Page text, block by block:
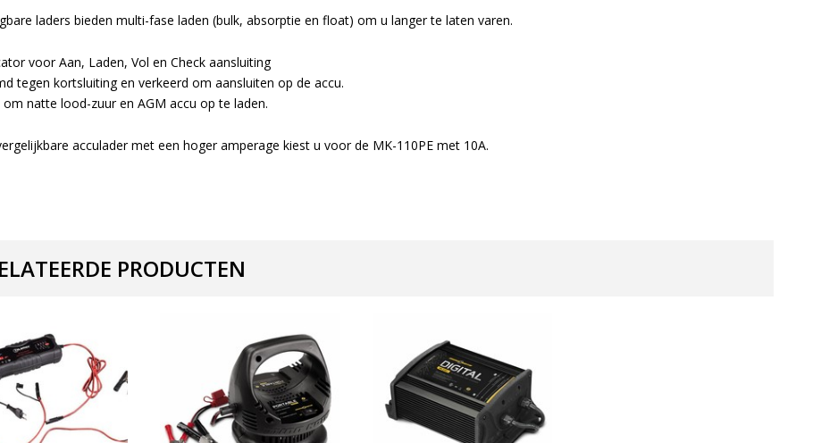
laders bieden multi-fase laden (bulk, absorptie en float) om u langer te laten varen.
voor Aan, Laden, Vol en Check aansluiting
tegen kortsluiting en verkeerd om aansluiten op de accu.
om natte lood-zuur en AGM accu op te laden.
acculader met een hoger amperage kiest u voor de MK-110PE met 10A.
PRODUCTEN